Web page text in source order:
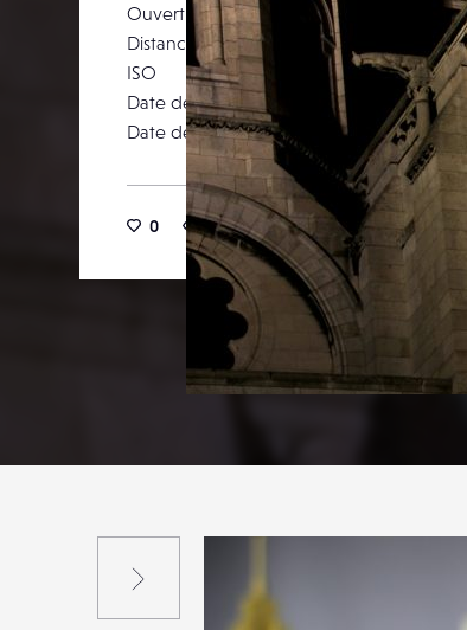
Ouverture
Distance focale
ISO
Date de prise de vue
Date de publication
0 15 0